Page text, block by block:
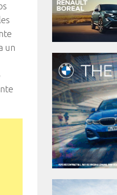
un